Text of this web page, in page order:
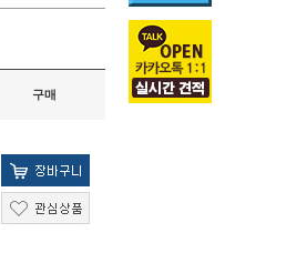
구매